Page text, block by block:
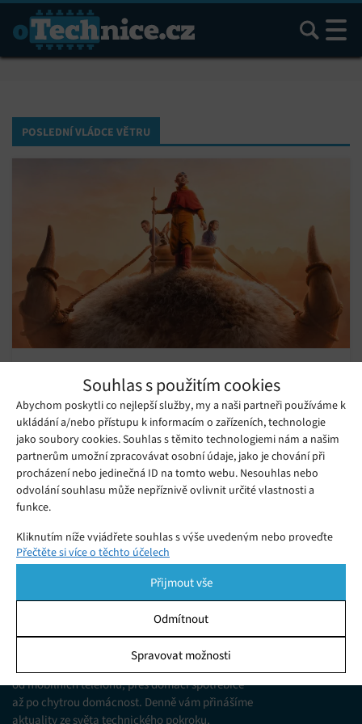
Souhlas s použitím cookies
Abychom poskytli co nejlepší služby, my a naši partneři používáme k
ukládání a/nebo přístupu k informacím o zařízeních, technologie
jako soubory cookies. Souhlas s těmito technologiemi nám a našim
partnerům umožní zpracovávat osobní údaje, jako je chování při
procházení nebo jedinečná ID na tomto webu. Nesouhlas nebo
odvolání souhlasu může nepříznivě ovlivnit určité vlastnosti a
funkce.
Kliknutím níže vyjádřete souhlas s výše uvedeným nebo proveďte
podrobnější rozhodnutí. Vaše volby budou použity pouze na tomto
pomocí přepínačů v Zásadách cookies nebo kliknutím na tlačítko
Spravovat souhlas ve spodní části obrazovky.
Ukládání a/nebo přístup k informacím v zařízení, Porozumění
publiku prostřednictvím statistik nebo kombinací údajů z
různých zdrojů.
Přečtěte si více o těchto účelech
Přijmout vše
Odmítnout
Spravovat možnosti
Hledat
POSLEDNÍ VLÁDCE VĚTRU
Poslední vládce větru od Netflixu je venku
Sobota 11. 11. 2023 Samuel
Pět let připravovaný hraný remake Avatar: Poslední vládce
větru od Netflixu je zase o kus blíž tomu, aby se objevil na
obrazovkách.
Jsme web zajímající se o technologické novinky
od mobilních telefonů, přes domácí spotřebiče
až po chytrou domácnost. Denně vám přinášíme
aktuality ze světa technického pokroku,